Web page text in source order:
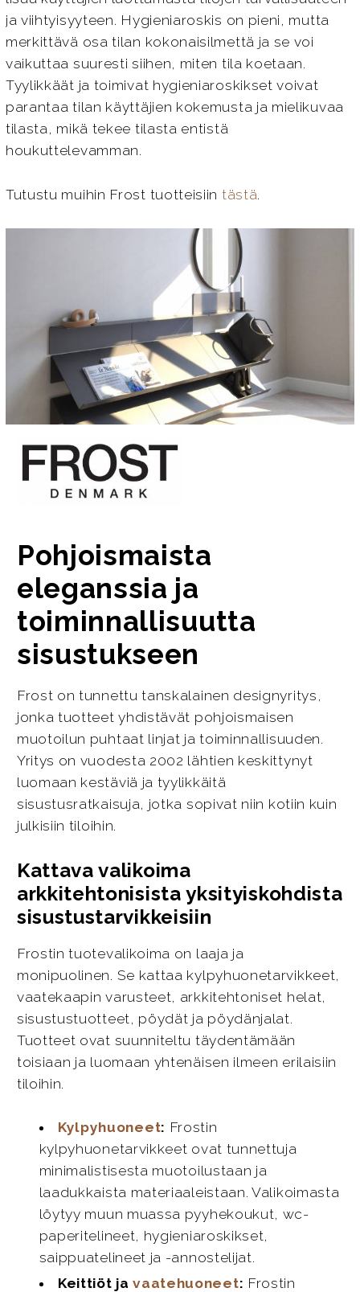
ja viihtyisyyteen. Hygieniaroskis on pieni, mutta
merkittävä osa tilan kokonaisilmettä ja se voi
vaikuttaa suuresti siihen, miten tila koetaan.
Tyylikkäät ja toimivat hygieniaroskikset voivat
parantaa tilan käyttäjien kokemusta ja mielikuvaa
tilasta, mikä tekee tilasta entistä
houkuttelevamman.
Tutustu muihin Frost tuotteisiin tästä.
Pohjoismaista
eleganssia ja
toiminnallisuutta
sisustukseen
Frost on tunnettu tanskalainen designyritys,
jonka tuotteet yhdistävät pohjoismaisen
muotoilun puhtaat linjat ja toiminnallisuuden.
Yritys on vuodesta 2002 lähtien keskittynyt
luomaan kestäviä ja tyylikkäitä
sisustusratkaisuja, jotka sopivat niin kotiin kuin
julkisiin tiloihin.
Kattava valikoima
arkkitehtonisista yksityiskohdista
sisustustarvikkeisiin
Frostin tuotevalikoima on laaja ja
monipuolinen. Se kattaa kylpyhuonetarvikkeet,
vaatekaapin varusteet, arkkitehtoniset helat,
sisustustuotteet, pöydät ja pöydänjalat.
Tuotteet ovat suunniteltu täydentämään
toisiaan ja luomaan yhtenäisen ilmeen erilaisiin
tiloihin.
Kylpyhuoneet: Frostin
kylpyhuonetarvikkeet ovat tunnettuja
minimalistisesta muotoilustaan ja
laadukkaista materiaaleistaan. Valikoimasta
löytyy muun muassa pyyhekoukut, wc-
paperitelineet, hygieniaroskikset,
saippuatelineet ja -annostelijat.
Keittiöt javaatehuoneet: Frostin